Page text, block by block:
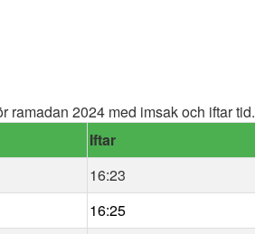
ramadan 2024 med imsak och iftar tid.
Iftar
16:23
16:25